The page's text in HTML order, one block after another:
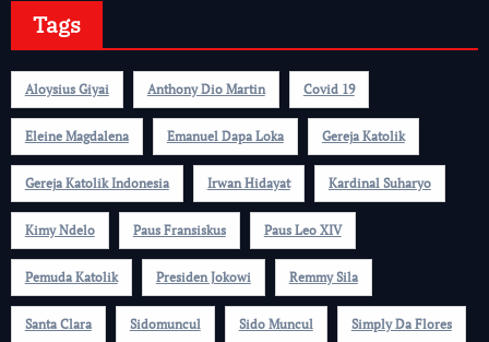
Tags
Aloysius Giyai Anthony Dio Martin Covid 19
Eleine Magdalena Emanuel Dapa Loka Gereja Katolik
Gereja Katolik Indonesia Irwan Hidayat Kardinal Suharyo
Kimy Ndelo Paus Fransiskus Paus Leo XIV
Pemuda Katolik Presiden Jokowi Remmy Sila
Santa Clara Sidomuncul Sido Muncul Simply Da Flores